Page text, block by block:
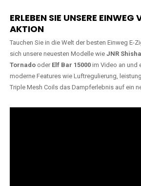
ERLEBEN SIE UNSERE EINWEG
AKTION
Tauchen Sie in die Welt der besten Einweg E-
sich unsere neuesten Modelle wie JNR
Tornado oder Elf Bar 15000 im Video an und
moderne Features wie Luftregulierung,
Triple Mesh Coils das Dampferlebnis auf ein